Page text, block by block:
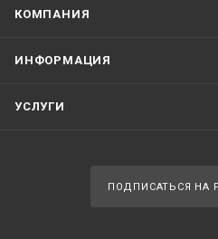
КОМПАНИЯ
ИНФОРМАЦИЯ
УСЛУГИ
ПОДПИСАТЬСЯ НА